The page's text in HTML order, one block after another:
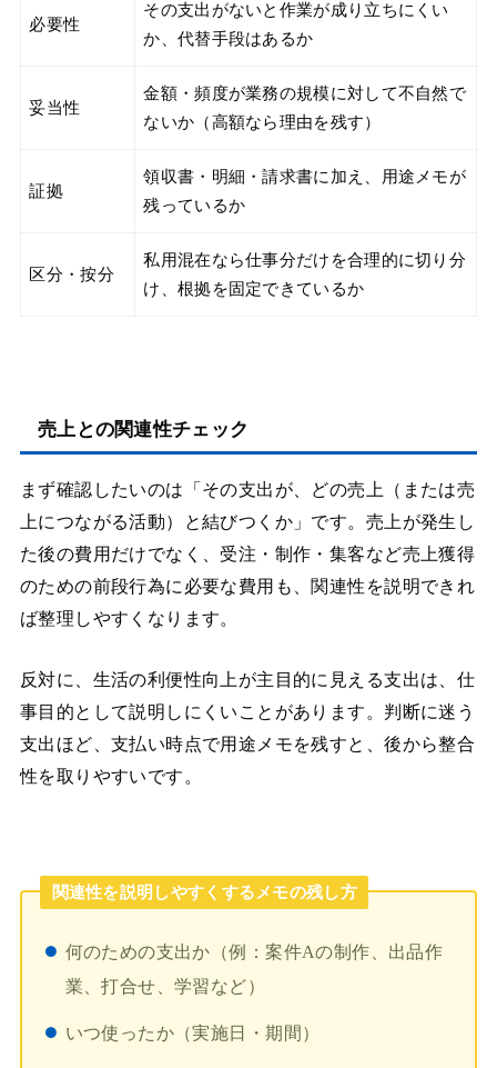
必要性
その支出がないと作業が成り立ちにくい
か、代替手段はあるか
妥当性
金額・頻度が業務の規模に対して不自然で
ないか（高額なら理由を残す）
証拠
領収書・明細・請求書に加え、用途メモが
残っているか
区分・按分
私用混在なら仕事分だけを合理的に切り分
け、根拠を固定できているか
売上との関連性チェック
まず確認したいのは「その支出が、どの売上（または売
上につながる活動）と結びつくか」です。売上が発生し
た後の費用だけでなく、受注・制作・集客など売上獲得
のための前段行為に必要な費用も、関連性を説明できれ
ば整理しやすくなります。
反対に、生活の利便性向上が主目的に見える支出は、仕
事目的として説明しにくいことがあります。判断に迷う
支出ほど、支払い時点で用途メモを残すと、後から整合
性を取りやすいです。
関連性を説明しやすくするメモの残し方
何のための支出か（例：案件Aの制作、出品作
業、打合せ、学習など）
いつ使ったか（実施日・期間）